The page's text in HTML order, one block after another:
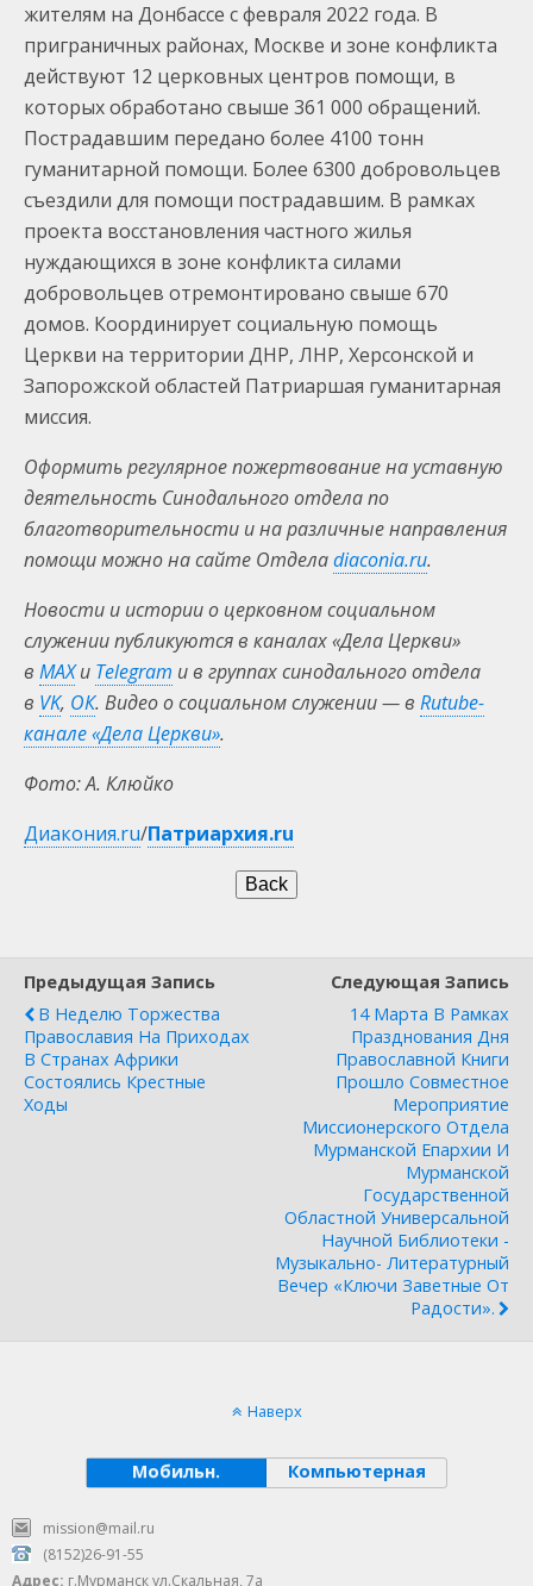
жителям на Донбассе с февраля 2022 года. В
приграничных районах, Москве и зоне конфликта
действуют 12 церковных центров помощи, в
которых обработано свыше 361 000 обращений.
Пострадавшим передано более 4100 тонн
гуманитарной помощи. Более 6300 добровольцев
съездили для помощи пострадавшим. В рамках
проекта восстановления частного жилья
нуждающихся в зоне конфликта силами
добровольцев отремонтировано свыше 670
домов. Координирует социальную помощь
Церкви на территории ДНР, ЛНР, Херсонской и
Запорожской областей Патриаршая гуманитарная
миссия.
Оформить регулярное пожертвование на уставную
деятельность Синодального отдела по
благотворительности и на различные направления
помощи можно на сайте Отделаdiaconia.ru.
Новости и истории о церковном социальном
служении публикуются в каналах «Дела Церкви»
в MAXи Telegram и в группах cинодального отдела
в VK, ОК. Видео о социальном служении — в Rutube-
канале «Дела Церкви».
Фото: А. Клюйко
Диакония.ru/Патриархия.ru
Предыдущая Запись
В Неделю Торжества
Православия На Приходах
В Странах Африки
Состоялись Крестные
Ходы
Следующая Запись
14 Марта В Рамках
Празднования Дня
Православной Книги
Прошло Совместное
Мероприятие
Миссионерского Отдела
Мурманской Епархии И
Мурманской
Государственной
Областной Универсальной
Научной Библиотеки -
Музыкально- Литературный
Вечер «Ключи Заветные От
Радости».
Наверх
Мобильн. Компьютерная
mission@mail.ru
(8152)26-91-55
Адрес: г.Мурманск ул.Скальная, 7а